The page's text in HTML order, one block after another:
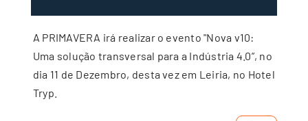
A PRIMAVERA irá realizar o evento "Nova v10:
Uma solução transversal para a Indústria 4.0”, no
dia 11 de Dezembro, desta vez em Leiria, no Hotel
Tryp.